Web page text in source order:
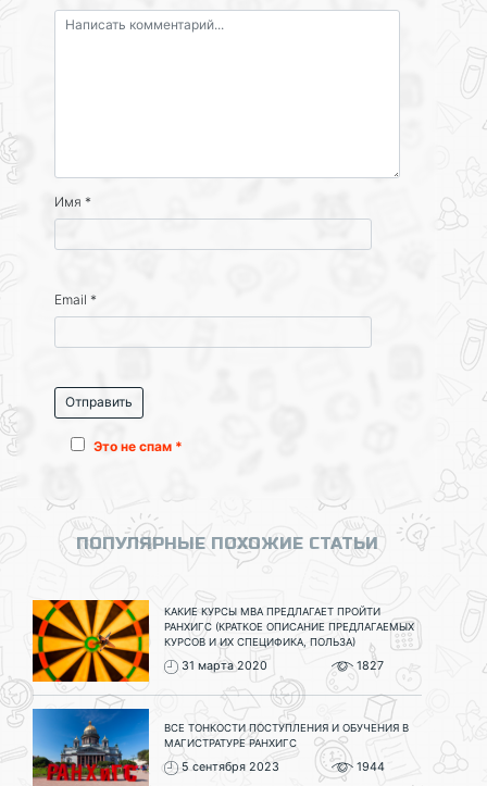
Имя *
Email *
Это не спам *
ПОПУЛЯРНЫЕ ПОХОЖИЕ СТАТЬИ
КАКИЕ КУРСЫ МВА ПРЕДЛАГАЕТ ПРОЙТИ
РАНХИГС (КРАТКОЕ ОПИСАНИЕ ПРЕДЛАГАЕМЫХ
КУРСОВ И ИХ СПЕЦИФИКА, ПОЛЬЗА)
31 марта 2020 1827
ВСЕ ТОНКОСТИ ПОСТУПЛЕНИЯ И ОБУЧЕНИЯ В
МАГИСТРАТУРЕ РАНХИГС
5 сентября 2023 1944